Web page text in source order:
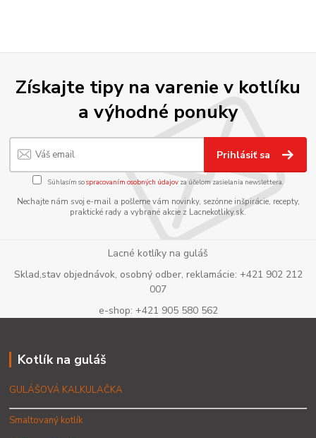
Získajte tipy na varenie v kotlíku
a výhodné ponuky
Prihlásiť sa
Súhlasím sospracovaním osobných údajov za účelom zasielania newslettera.
Nechajte nám svoj e-mail a pošleme vám novinky, sezónne inšpirácie, recepty,
praktické rady a vybrané akcie z Lacnekotliky.sk.
Lacné kotlíky na guláš
Sklad,stav objednávok, osobný odber, reklamácie: +421 902 212
007
e-shop: +421 905 580 562
Kotlík na guláš
GULÁŠOVÁ KALKULAČKA
Smaltovaný kotlík